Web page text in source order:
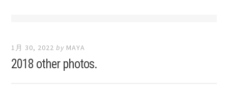
1月 30, 2022 by MAYA
2018 other photos.